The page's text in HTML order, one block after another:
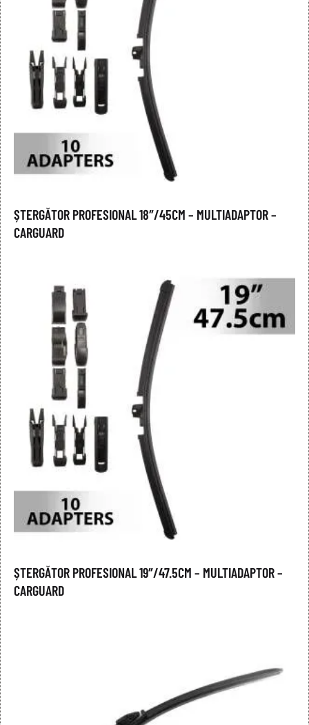
ȘTERGĂTOR PROFESIONAL 18″/45CM – MULTIADAPTOR –
CARGUARD
ȘTERGĂTOR PROFESIONAL 19″/47.5CM – MULTIADAPTOR –
CARGUARD